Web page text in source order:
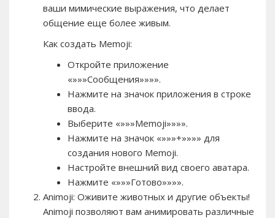
ваши мимические выражения, что делает
общение еще более живым.
Как создать Memoji:
Откройте приложение
«»»»Сообщения»»»».
Нажмите на значок приложения в строке
ввода.
Выберите «»»»Memoji»»»».
Нажмите на значок «»»»+»»»» для
создания нового Memoji.
Настройте внешний вид своего аватара.
Нажмите «»»»Готово»»»».
Animoji: Оживите животных и другие объекты!
Animoji позволяют вам анимировать различные